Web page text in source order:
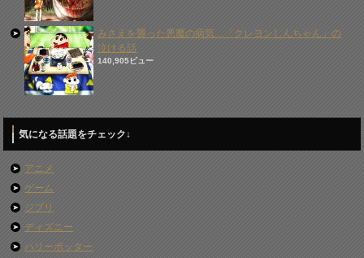
みさえを襲った悪魔の病気…「クレヨンしんちゃん」の
泣ける話
140,905ビュー
気になる話題をチェック↓
アニメ
ゲーム
ジブリ
ディズニー
ハリーポッター